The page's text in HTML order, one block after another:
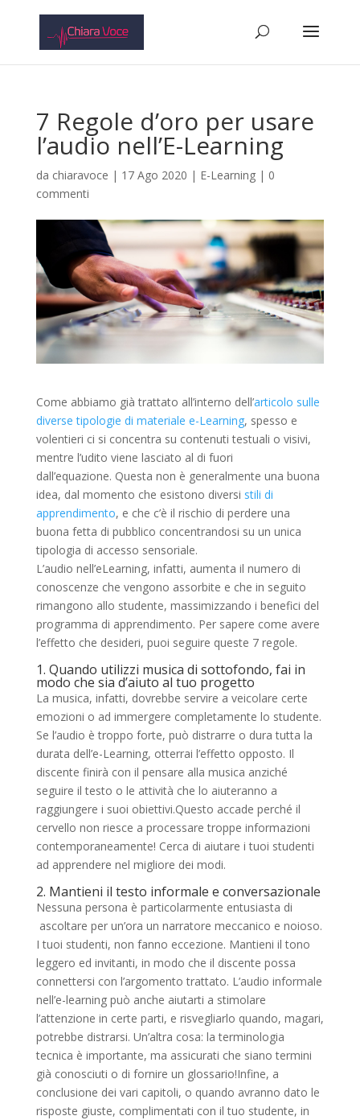
7 Regole d’oro per usare
l’audio nell’E-Learning
da chiaravoce | 17 Ago 2020 | E-Learning| 0
commenti
Come abbiamo già trattato all’interno dell’articolo sulle
diverse tipologie di materiale e-Learning, spesso e
volentieri ci si concentra su contenuti testuali o visivi,
mentre l’udito viene lasciato al di fuori
dall’equazione. Questa non è generalmente una buona
idea, dal momento che esistono diversi stili di
apprendimento, e che c’è il rischio di perdere una
buona fetta di pubblico concentrandosi su un unica
tipologia di accesso sensoriale.
L’audio nell’eLearning, infatti, aumenta il numero di
conoscenze che vengono assorbite e che in seguito
rimangono allo studente, massimizzando i benefici del
programma di apprendimento. Per sapere come avere
l’effetto che desideri, puoi seguire queste 7 regole.
1. Quando utilizzi musica di sottofondo, fai in
modo che sia d’aiuto al tuo progetto
La musica, infatti, dovrebbe servire a veicolare certe
emozioni o ad immergere completamente lo studente.
Se l’audio è troppo forte, può distrarre o dura tutta la
durata dell’e-Learning, otterrai l’effetto opposto. Il
discente finirà con il pensare alla musica anziché
seguire il testo o le attività che lo aiuteranno a
raggiungere i suoi obiettivi.Questo accade perché il
cervello non riesce a processare troppe informazioni
contemporaneamente! Cerca di aiutare i tuoi studenti
ad apprendere nel migliore dei modi.
2. Mantieni il testo informale e conversazionale
Nessuna persona è particolarmente entusiasta di
ascoltare per un’ora un narratore meccanico e noioso.
I tuoi studenti, non fanno eccezione. Mantieni il tono
leggero ed invitanti, in modo che il discente possa
connettersi con l’argomento trattato. L’audio informale
nell’e-learning può anche aiutarti a stimolare
l’attenzione in certe parti, e risvegliarlo quando, magari,
potrebbe distrarsi. Un’altra cosa: la terminologia
tecnica è importante, ma assicurati che siano termini
già conosciuti o di fornire un glossario!Infine, a
conclusione dei vari capitoli, o quando avranno dato le
risposte giuste, complimentati con il tuo studente, in